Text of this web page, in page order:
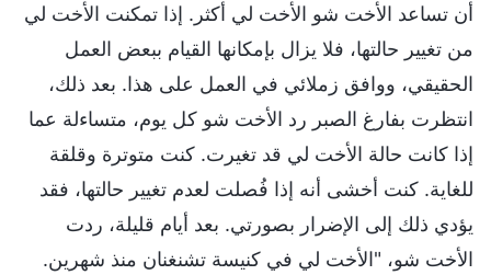
أن تساعد الأخت شو الأخت لي أكثر. إذا تمكنت الأخت لي
من تغيير حالتها، فلا يزال بإمكانها القيام ببعض العمل
الحقيقي، ووافق زملائي في العمل على هذا. بعد ذلك،
انتظرت بفارغ الصبر رد الأخت شو كل يوم، متساءلة عما
إذا كانت حالة الأخت لي قد تغيرت. كنت متوترة وقلقة
للغاية. كنت أخشى أنه إذا فُصلت لعدم تغيير حالتها، فقد
يؤدي ذلك إلى الإضرار بصورتي. بعد أيام قليلة، ردت
الأخت شو، "الأخت لي في كنيسة تشنغنان منذ شهرين.